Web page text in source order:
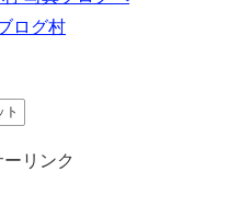
ログ村
ト
リンク